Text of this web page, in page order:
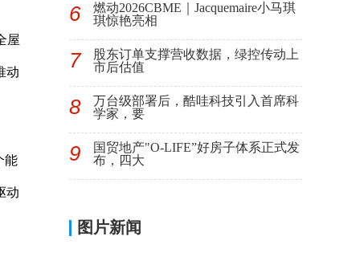
屋
动
能
动
6
燃动2026CBME｜Jacquemaire小马琪
琪惊艳亮相
7
股东订单支撑营收数据，绿控传动上
市后估值
8
万台级部署后，酷哇科技引入首席科
学家，要
9
国贸地产"O-LIFE”好房子体系正式发
布，四大
图片新闻